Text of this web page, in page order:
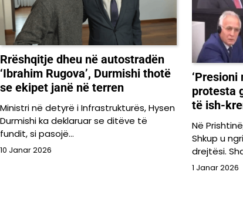
Rrëshqitje dheu në autostradën
‘Ibrahim Rugova’, Durmishi thotë
se ekipet janë në terren
Ministri në detyrë i Infrastrukturës, Hysen
Durmishi ka deklaruar se ditëve të
fundit, si pasojë…
10 Janar 2026
‘Presioni
protesta
të ish-
Në
Shkup u
drejtësi.
1 Janar 2026